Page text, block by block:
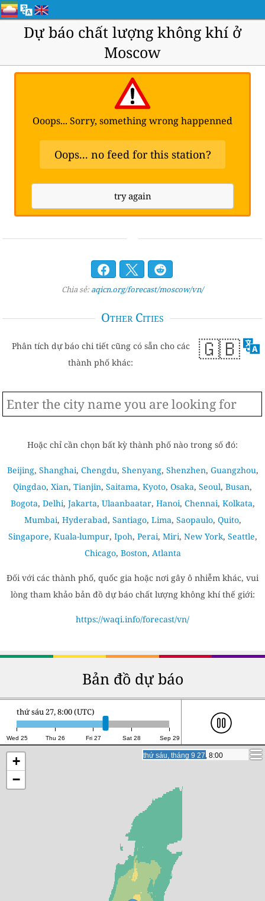
Dự báo chất lượng không khí ở
Moscow
Ooops... Sorry, something wrong happenned
Oops... no feed for this station?
try again
Chia sẻ: aqicn.org/forecast/moscow/vn/
Other Cities
🇬🇧
Phân tích dự báo chi tiết cũng có sẵn cho các
thành phố khác:
Hoặc chỉ cần chọn bất kỳ thành phố nào trong số đó:
Beijing, Shanghai, Chengdu, Shenyang, Shenzhen, Guangzhou,
Qingdao, Xian, Tianjin, Saitama, Kyoto, Osaka, Seoul, Busan,
Bogota, Delhi, Jakarta, Ulaanbaatar, Hanoi, Chennai, Kolkata,
Mumbai, Hyderabad, Santiago, Lima, Saopaulo, Quito,
Singapore, Kuala-lumpur, Ipoh, Perai, Miri, New York, Seattle,
Chicago, Boston, Atlanta
Đối với các thành phố, quốc gia hoặc nơi gây ô nhiễm khác, vui
lòng tham khảo bản đồ dự báo chất lượng không khí thế giới:
https://waqi.info/forecast/vn/
Bản đồ dự báo
Wed 25 Thu 26 Fri 27 Sat 28 Sep 29
thứ sáu 27, 23:00 (UTC)
thứ sáu, tháng 9 27, 23:00
thứ sáu, tháng 9 27, 23:00
+
−